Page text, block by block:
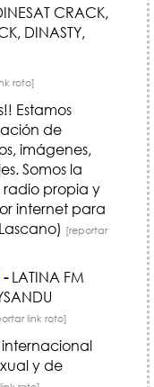
CRACK,
DINASTY,
roto]
Estamos
de
imágenes,
Somos la
propia y
internet para
[reportar
-LATINA FM
link roto]
internacional
y de